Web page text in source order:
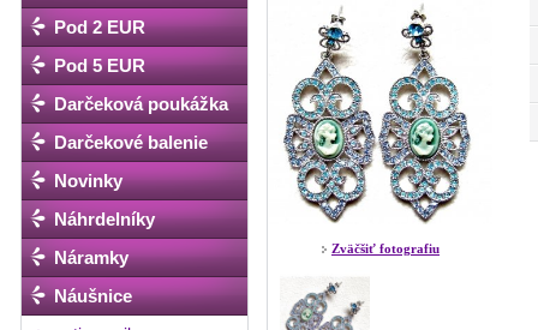
Pod 2 EUR
Pod 5 EUR
Darčeková poukážka
Darčekové balenie
Novinky
Náhrdelníky
Náramky
Náušnice
Zväčšiť fotografiu